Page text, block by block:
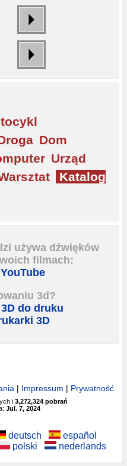
Dom
Urząd
Katalog
używa dźwięków
filmach:
3d?
do druku
3D
| Impressum | Prywatność
i 3,272,324 pobrań
Jul. 7, 2024
deutsch
español
polski nederlands